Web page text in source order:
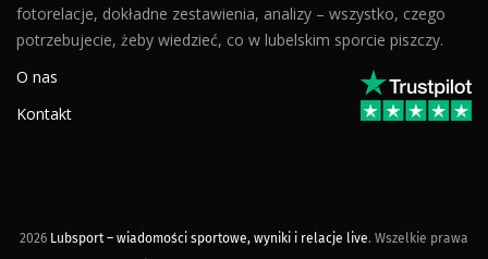
fotorelacje, dokładne zestawienia, analizy – wszystko, czego
potrzebujecie, żeby wiedzieć, co w lubelskim sporcie piszczy.
O nas
Kontakt
2026 Lubsport – wiadomości sportowe, wyniki i relacje live. Wszelkie prawa